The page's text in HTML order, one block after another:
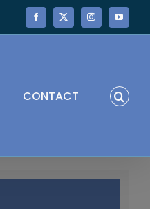
Facebook
X InstagramYouTube
CONTACT